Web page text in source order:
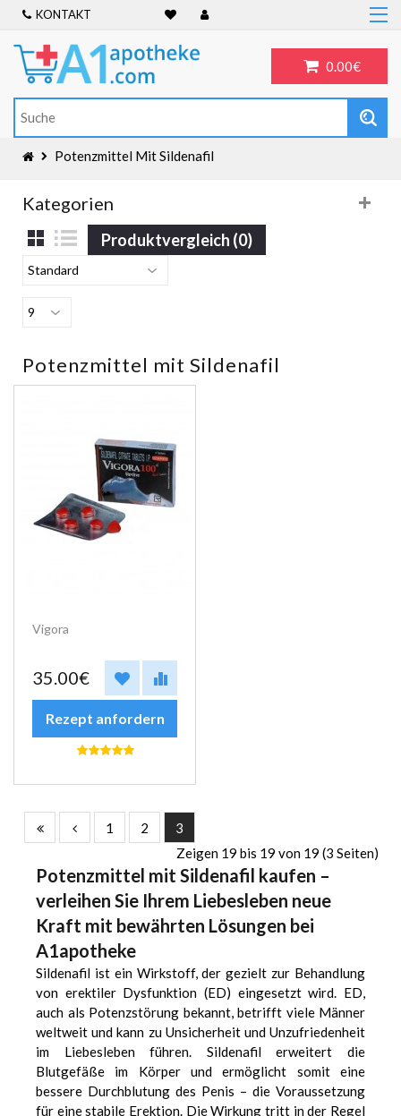
KONTAKT
0.00€
Home
Frauengesundheit
ADHS
Allergien
Männergesundheit
Blog
Potenzmittel Mit Sildenafil
Kategorien
Produktvergleich (0)
Potenzmittel mit Sildenafil
Vigora
35.00€
Rezept anfordern
1 2
3
Zeigen 19 bis 19 von 19 (3 Seiten)
Potenzmittel mit Sildenafil kaufen –
verleihen Sie Ihrem Liebesleben neue
Kraft mit bewährten Lösungen bei
A1apotheke
Sildenafil ist ein Wirkstoff, der gezielt zur Behandlung
von erektiler Dysfunktion (ED) eingesetzt wird. ED,
auch als Potenzstörung bekannt, betrifft viele Männer
weltweit und kann zu Unsicherheit und Unzufriedenheit
im Liebesleben führen. Sildenafil erweitert die
Blutgefäße im Körper und ermöglicht somit eine
bessere Durchblutung des Penis – die Voraussetzung
für eine stabile Erektion. Die Wirkung tritt in der Regel